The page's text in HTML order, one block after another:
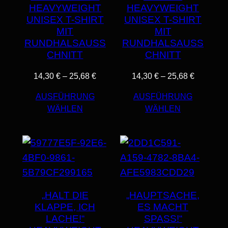
HEAVYWEIGHT
UNISEX T-SHIRT
MIT
RUNDHALSAUSS
CHNITT
14,30€ – 25,68€PREISSPANNE:
AUSFÜHRUNG
WÄHLEN
HEAVYWEIGHT
UNISEX T-SHIRT
MIT
RUNDHALSAUSS
CHNITT
14,30 € – 25,68 €
AUSFÜHRUNG
WÄHLEN
„HALT DIE
KLAPPE, ICH
LACHE!“
„HAUPTSACHE,
ES MACHT
SPASS!“ H